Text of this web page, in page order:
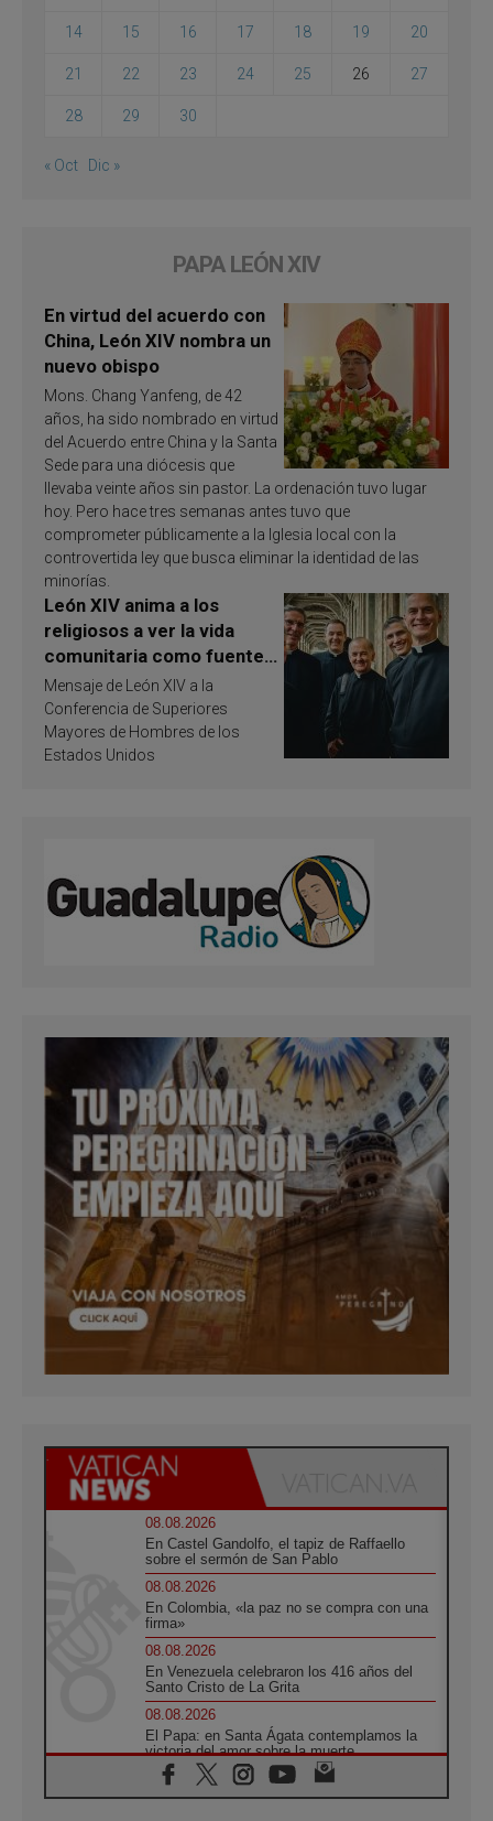
14 15 16 17 18 19 20
21 22 23 24 25 26 27
28 29 30
« Oct Dic »
PAPA LEÓN XIV
En virtud del acuerdo con
China, León XIV nombra un
nuevo obispo
Mons. Chang Yanfeng, de 42
años, ha sido nombrado en virtud
del Acuerdo entre China y la Santa
Sede para una diócesis que
llevaba veinte años sin pastor. La ordenación tuvo lugar
hoy. Pero hace tres semanas antes tuvo que
comprometer públicamente a la Iglesia local con la
controvertida ley que busca eliminar la identidad de las
minorías.
León XIV anima a los
religiosos a ver la vida
comunitaria como fuente
de inspiración y
santificación
Mensaje de León XIV a la
Conferencia de Superiores
Mayores de Hombres de los
Estados Unidos
08.08.2026
En Castel Gandolfo, el tapiz de Raffaello
sobre el sermón de San Pablo
08.08.2026
En Colombia, «la paz no se compra con una
firma»
08.08.2026
En Venezuela celebraron los 416 años del
Santo Cristo de La Grita
08.08.2026
El Papa: en Santa Ágata contemplamos la
victoria del amor sobre la muerte
08.08.2026
León XIV visitará el Santuario de la Madre